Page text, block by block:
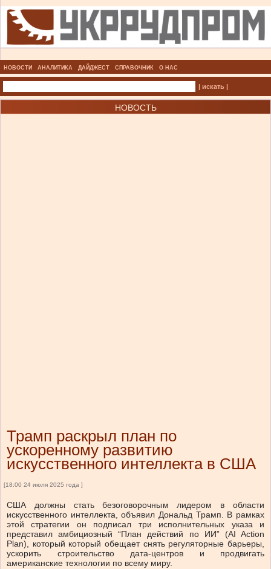
НОВОСТИ АНАЛИТИКА ДАЙДЖЕСТ СПРАВОЧНИК О НАС
| искать |
НОВОСТЬ
Трамп раскрыл план по
ускоренному развитию
искусственного интеллекта в США
[18:00 24 июля 2025 года ]
США должны стать безоговорочным лидером в области
искусственного интеллекта, объявил Дональд Трамп. В рамках
этой стратегии он подписал три исполнительных указа и
представил амбициозный “План действий по ИИ” (AI Action
Plan), который который обещает снять регуляторные барьеры,
ускорить строительство дата-центров и продвигать
американские технологии по всему миру.